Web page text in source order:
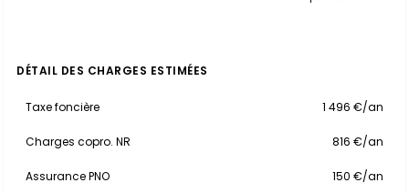
DÉTAIL DES CHARGES ESTIMÉES
Taxe foncière 1 496 €/an
Charges copro. NR 816 €/an
Assurance PNO 150 €/an